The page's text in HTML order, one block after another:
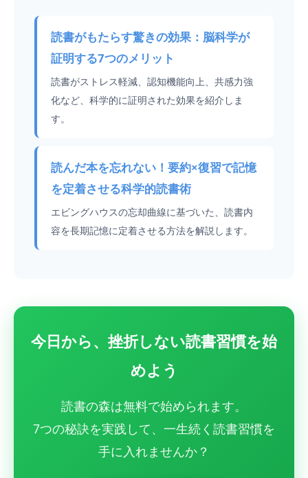
読書がもたらす驚きの効果：脳科学が
証明する7つのメリット
読書がストレス軽減、認知機能向上、共感力強
化など、科学的に証明された効果を紹介しま
す。
読んだ本を忘れない！要約×復習で記憶
を定着させる科学的読書術
エビングハウスの忘却曲線に基づいた、読書内
容を長期記憶に定着させる方法を解説します。
今日から、挫折しない読書習慣を始
めよう
読書の森は無料で始められます。
7つの秘訣を実践して、一生続く読書習慣を
手に入れませんか？